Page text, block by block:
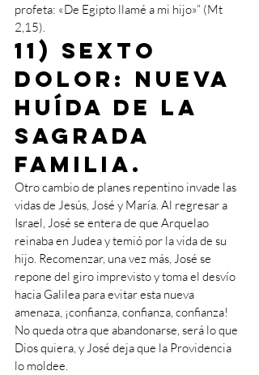
profeta: «De Egipto llamé a mi hijo»” (Mt
2,15).
11) Sexto
dolor: nueva
huída de la
Sagrada
Familia.
Otro cambio de planes repentino invade las
vidas de Jesús, José y María. Al regresar a
Israel, José se entera de que Arquelao
reinaba en Judea y temió por la vida de su
hijo. Recomenzar, una vez más, José se
repone del giro imprevisto y toma el desvío
hacia Galilea para evitar esta nueva
amenaza, ¡confianza, confianza, confianza!
No queda otra que abandonarse, será lo que
Dios quiera, y José deja que la Providencia
lo moldee.